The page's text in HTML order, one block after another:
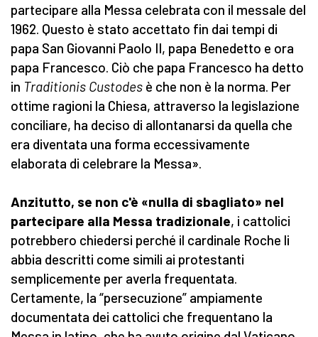
partecipare alla Messa celebrata con il messale del
1962. Questo è stato accettato fin dai tempi di
papa San Giovanni Paolo II, papa Benedetto e ora
papa Francesco. Ciò che papa Francesco ha detto
in Traditionis Custodes è che non è la norma. Per
ottime ragioni la Chiesa, attraverso la legislazione
conciliare, ha deciso di allontanarsi da quella che
era diventata una forma eccessivamente
elaborata di celebrare la Messa».
Anzitutto, se non c'è «nulla di sbagliato» nel
partecipare alla Messa tradizionale, i cattolici
potrebbero chiedersi perché il cardinale Roche li
abbia descritti come simili ai protestanti
semplicemente per averla frequentata.
Certamente, la “persecuzione” ampiamente
documentata dei cattolici che frequentano la